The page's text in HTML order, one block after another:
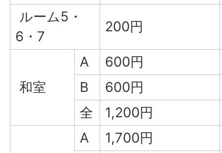
ルーム5・
6・7
200円
和室
A
600円
B
600円
全
1,200円
A
1,700円